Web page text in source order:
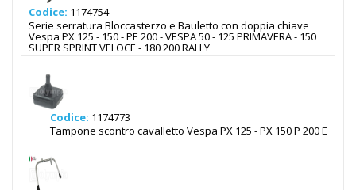
Codice: 1174754
Serie serratura Bloccasterzo e Bauletto con doppia chiave
Vespa PX 125 - 150 - PE 200 - VESPA 50 - 125 PRIMAVERA - 150
SUPER SPRINT VELOCE - 180 200 RALLY
Codice: 1174773
Tampone scontro cavalletto Vespa PX 125 - PX 150 P 200 E